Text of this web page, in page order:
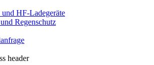
und HF-Ladegeräte
Regenschutz